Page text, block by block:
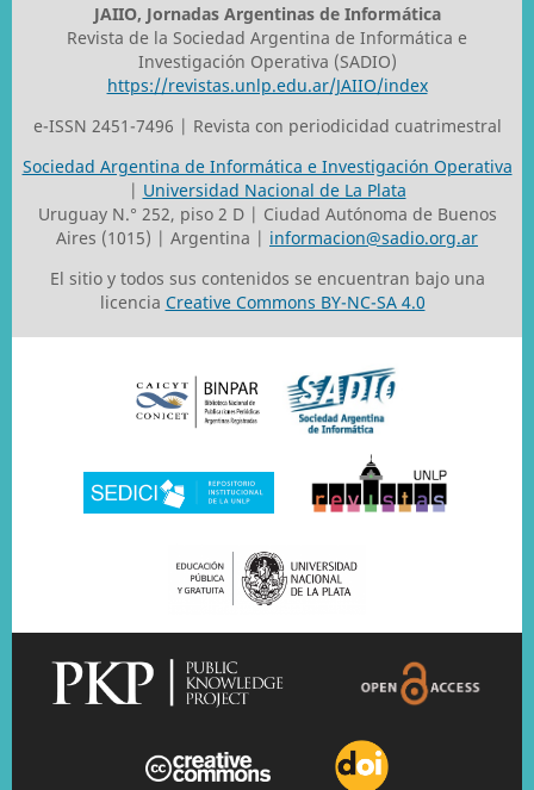
JAIIO, Jornadas Argentinas de Informática
Revista de la Sociedad Argentina de Informática e
Investigación Operativa (SADIO)
https://revistas.unlp.edu.ar/JAIIO/index
e-ISSN 2451-7496 | Revista con periodicidad cuatrimestral
Sociedad Argentina de Informática e Investigación Operativa
| Universidad Nacional de La Plata
Uruguay N.° 252, piso 2 D | Ciudad Autónoma de Buenos
Aires (1015) | Argentina | informacion@sadio.org.ar
El sitio y todos sus contenidos se encuentran bajo una
licencia Creative Commons BY-NC-SA 4.0